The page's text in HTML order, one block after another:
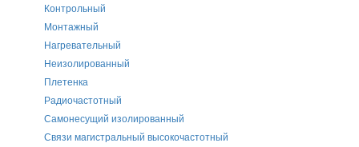
Контрольный
Монтажный
Нагревательный
Неизолированный
Плетенка
Радиочастотный
Самонесущий изолированный
Связи магистральный высокочастотный